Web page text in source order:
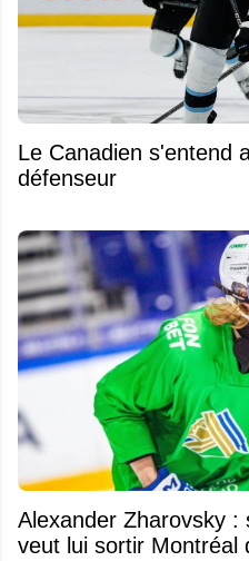
Le Canadien s'entend
défenseur
Alexander Zharovsky
veut lui sortir Montréal